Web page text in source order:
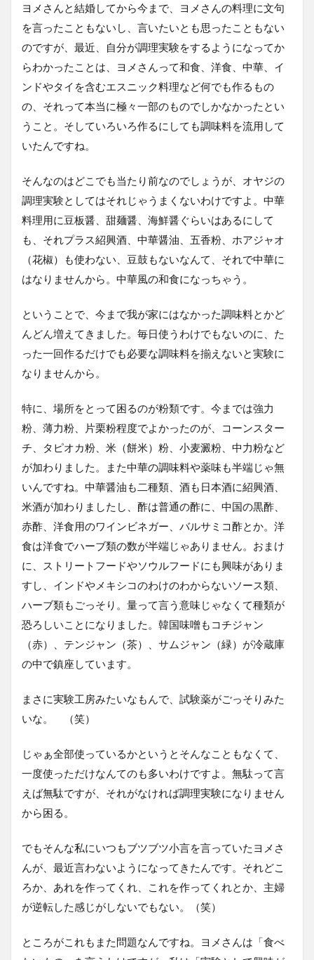
ヨメさんと結婚してから今まで、ヨメさんの料理に文句
を言ったこともないし、言いたいとも思ったこともない
のですが、最近、自分が調理実験をするようになってか
らわかったことは、ヨメさんって和食、洋食、中華、イ
ンドやタイを含むエスニック料理など何でも作るもの
の、それって本当に極々一部のものでしかなかったとい
うこと。そしていろいろ作るにしても調味料を流用して
いたんですね。
そんなのはどこでも当たり前なのでしょうが、オヤジの
調理実験としてはそれじゃうまくないわけですよ。中華
料理用に豆板醤、甜麺醤、海鮮醤ぐらいはあるにして
も、それプラス紹興酒、中華醤油、五香粉、ホアジャオ
（花椒）も使わない、豆鼓もないなんて、それで中華に
はなりませんから。中華風の和食になっちゃう。
ということで、今まで我が家にはなかった調味料とかど
んどん増えてきました。毎日使うわけでもないのに、た
った一回作るだけでも必要な調味料を揃えないと実験に
なりませんから。
特に、場所をとって困るのが粉類です。今までは強力
粉、薄力粉、片栗粉程度でよかったのが、コーンスター
チ、タピオカ粉、米（餅米）粉、小麦澱粉、中力粉など
が加わりました。また中華の調味料や薬味も半端じゃ無
いんですね。中華醤油も二種類、酒も日本酒に紹興酒、
米酒が加わりましたし、酢は普通の酢に、中国の黒酢、
赤酢、洋食用のワインビネガー、バルサミコ酢とか。洋
食は洋食でハーブ類の数が半端じゃありません。おまけ
に、ストリートフードやソウルフードにも興味がありま
すし、インドやメキシコのわけのわからないソース類、
ハーブ類もごっそり。量って言う意味じゃなくて種類が
恐ろしいことになりました。韓国味噌もコチジャン
（赤）、テンジャン（茶）、サムジャン（緑）が冷蔵庫
の中で鎮座しています。
まさに実験工房みたいなもんで、試験薬がごっそりみた
いな。 （笑）
じゃぁ全部使っているかというとそんなこともなくて、
一度使っただけなんてのも多いわけですよ。無駄って言
えば無駄ですが、それがなければ調理実験になりません
から困る。
でもそんな私にいつもブツブツ小言を言っていたヨメさ
んが、最近言わないようになってきたんです。それどこ
ろか、あれを作ってくれ、これを作ってくれとか、主婦
が逆転した感じがしないでもない。（笑）
ところがこれもまた問題なんですね。ヨメさんは「食べ